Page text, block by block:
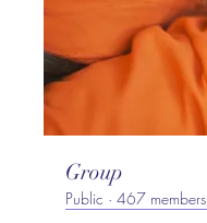
Group
Public · 467 members